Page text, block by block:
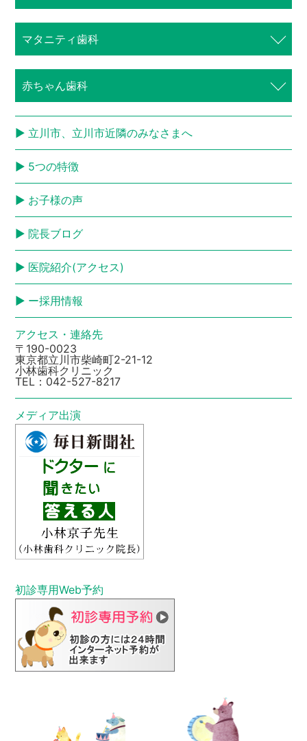
マタニティ歯科
赤ちゃん歯科
立川市、立川市近隣のみなさまへ
5つの特徴
お子様の声
院長ブログ
医院紹介(アクセス)
ー採用情報
アクセス・連絡先
〒190-0023
東京都立川市柴崎町2-21-12
小林歯科クリニック
TEL： 042-527-8217
メディア出演
初診専⽤Web予約